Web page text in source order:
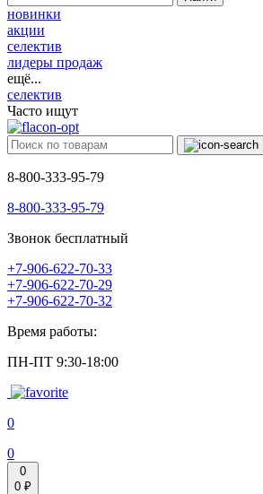
новинки
акции
селектив
лидеры продаж
ещё...
селектив
Часто ищут
8-800-333-95-79
8-800-333-95-79
Звонок бесплатный
+7-906-622-70-33
+7-906-622-70-29
+7-906-622-70-32
Время работы:
ПН-ПТ 9:30-18:00
0
0
0
0 ₽